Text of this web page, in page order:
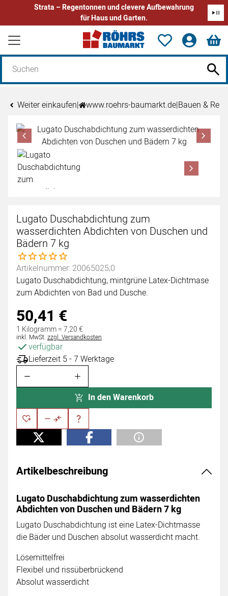
Strata – Regentonnen und clevere Aufbewahrung
für Haus und Garten.
Zum Hauptinhalt springen
Weiter einkaufen| www.roehrs-baumarkt.de|Bauen &
Produktgalerie
Zur Kaufbox springen
Lugato Duschabdichtung zum
wasserdichten Abdichten von Duschen und
Bädern 7 kg
Noch keine Bewertungen abgegeben
Artikelnummer: 20065025;0
Lugato Duschabdichtung, mintgrüne Latex-Dichtmase
zum Abdichten von Bad und Dusche.
50,41 €
1 Kilogramm =7,20€
Steuerhinweis:
inkl. MwSt. zzgl. Versandkosten
verfügbar
Lieferzeit 5 - 7 Werktage
In den Warenkorb
Artikelbeschreibung
Lugato Duschabdichtung zum wasserdichten
Abdichten von Duschen und Bädern 7 kg
Lugato Duschabdichtung ist eine Latex-Dichtmasse
die Bäder und Duschen absolut wasserdicht macht.
Lösemittelfrei
Flexibel und rissüberbrückend
Absolut wasserdicht